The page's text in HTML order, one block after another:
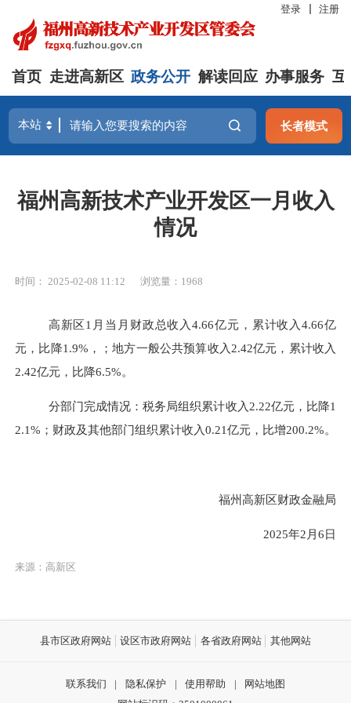
登录 注册
首页 走进高新区 政务公开 解读回应 办事服务 互
长者模式
福州高新技术产业开发区一月收入
情况
时间： 2025-02-08 11:12 浏览量：1968
高新区1月当月财政总收入4.66亿元，累计收入4.66亿
元，比降1.9%，；地方一般公共预算收入2.42亿元，累计收入
2.42亿元，比降6.5%。
分部门完成情况：税务局组织累计收入2.22亿元，比降1
2.1%；财政及其他部门组织累计收入0.21亿元，比增200.2%。
福州高新区财政金融局
2025年2 月6日
来源：高新区
县市区政府网站 设区市政府网站 各省政府网站 其他网站
联系我们 | 隐私保护 | 使用帮助 |
网站地图